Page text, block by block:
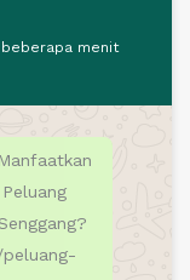
menit